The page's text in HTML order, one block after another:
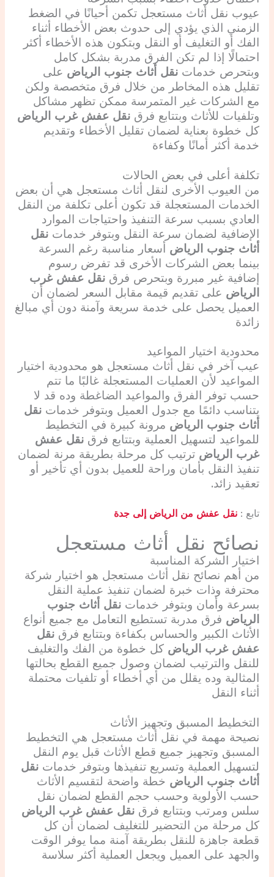
عيوب نقل أثاث مستعجل تكمن أحيانًا في الضغط
الزمني الذي يؤدي إلى حدوث بعض الأخطاء أثناء
الفك أو التغليف أو النقل وبتكون هذه الأخطاء أكثر
احتمالًا إذا لم تكن الفرق مدربة بشكل كامل
وبتحرص خدمات نقل أثاث جنوب الرياض على
تقليل هذه المخاطر من خلال فرق متخصصة ولكن
مع الشركات غير المتمرسة ممكن تظهر مشاكل
وتلفيات للأثاث وبتتابع فرق نقل عفش غرب الرياض
كل خطوة بعناية لضمان تقليل الأخطاء وتقديم
خدمة أكثر أمانًا وكفاءة
تكلفة أعلى في بعض الحالات
من العيوب الأخرى لنقل أثاث مستعجل هي أن بعض
الخدمات المستعجلة قد تكون أعلى تكلفة من النقل
العادي بسبب سرعة التنفيذ واحتياجات الموارد
الإضافية لضمان سرعة النقل وبتوفر خدمات نقل
أثاث جنوب الرياض أسعار مناسبة رغم السرعة
بينما بعض الشركات الأخرى قد تفرض رسوم
إضافية غير مبررة وبتحرص فرق نقل عفش غرب
الرياض على تقديم قيمة مقابل السعر لضمان أن
العميل يحصل على خدمة سريعة وآمنة دون أي مبالغ
زائدة
محدودية اختيار المواعيد
عيب آخر في نقل أثاث مستعجل هو محدودية اختيار
المواعيد لأن العمليات المستعجلة غالبًا ما تتم
حسب توفر الفرق والمواعيد الضاغطة وده قد لا
يتناسب دائمًا مع جدول العميل وبتوفر خدمات نقل
أثاث جنوب الرياض مرونة كبيرة في التخطيط
للمواعيد لتسهيل العملية وبتتابع فرق نقل عفش
غرب الرياض ترتيب كل مرحلة بطريقة مرنة لضمان
تنفيذ النقل بأمان وراحة للعميل بدون أي تأخير أو
تعقيد زائد.
تابع : نقل عفش من الرياض إلى جدة
نصائح نقل أثاث مستعجل
اختيار الشركة المناسبة
من أهم نصائح نقل أثاث مستعجل هو اختيار شركة
محترفة وذات خبرة لضمان تنفيذ عملية النقل
بسرعة وأمان وبتوفر خدمات نقل أثاث جنوب
الرياض فرق مدربة تستطيع التعامل مع جميع أنواع
الأثاث الكبير والحساس بكفاءة وبتتابع فرق نقل
عفش غرب الرياض كل خطوة من الفك والتغليف
للنقل والترتيب لضمان وصول جميع القطع بحالتها
المثالية وده يقلل من أي أخطاء أو تلفيات محتملة
أثناء النقل
التخطيط المسبق وتجهيز الأثاث
نصيحة مهمة في نقل أثاث مستعجل هي التخطيط
المسبق وتجهيز جميع قطع الأثاث قبل يوم النقل
لتسهيل العملية وتسريع تنفيذها وبتوفر خدمات نقل
أثاث جنوب الرياض خطة واضحة لتقسيم الأثاث
حسب الأولوية وحسب حجم القطع لضمان نقل
سلس ومرتب وبتتابع فرق نقل عفش غرب الرياض
كل مرحلة من التحضير للتغليف لضمان أن كل
قطعة جاهزة للنقل بطريقة آمنة مما يوفر الوقت
والجهد على العميل ويجعل العملية أكثر سلاسة